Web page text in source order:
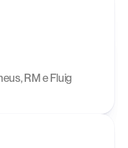
RM e Fluig